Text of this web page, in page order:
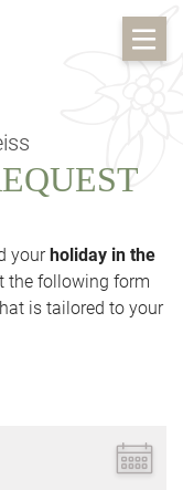
yourholiday in the
the following form
is tailored to your